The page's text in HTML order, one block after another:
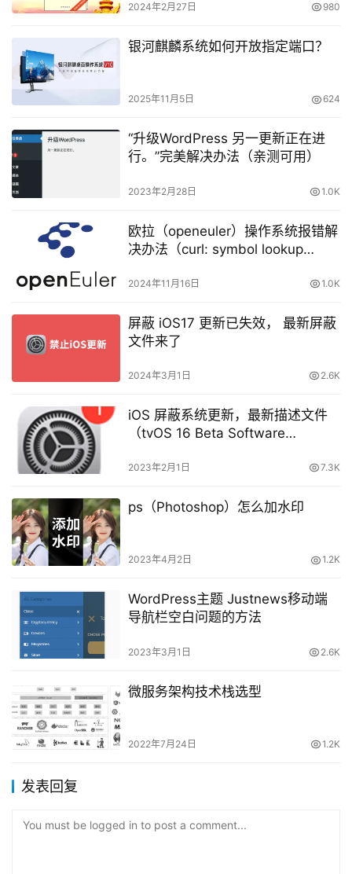
2024年2月27日 980
银河麒麟系统如何开放指定端口？
2025年11月5日 624
“升级WordPress 另一更新正在进
行。”完美解决办法（亲测可用）
2023年2月28日 1.0K
欧拉（openeuler）操作系统报错解
决办法（curl: symbol lookup
curl_global_trace）
2024年11月16日 1.0K
屏蔽 iOS17 更新已失效， 最新屏蔽
文件来了
2024年3月1日 2.6K
iOS 屏蔽系统更新，最新描述文件
（tvOS 16 Beta Software
度
2023年2月1日 7.3K
ps（Photoshop）怎么加水印
2023年4月2日 1.2K
WordPress主题 Justnews移动端
导航栏空白问题的方法
2023年3月1日 2.6K
微服务架构技术栈选型
2022年7月24日 1.2K
发表回复
You must be logged in to post a comment...